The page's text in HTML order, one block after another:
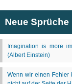
Neue Sprüche